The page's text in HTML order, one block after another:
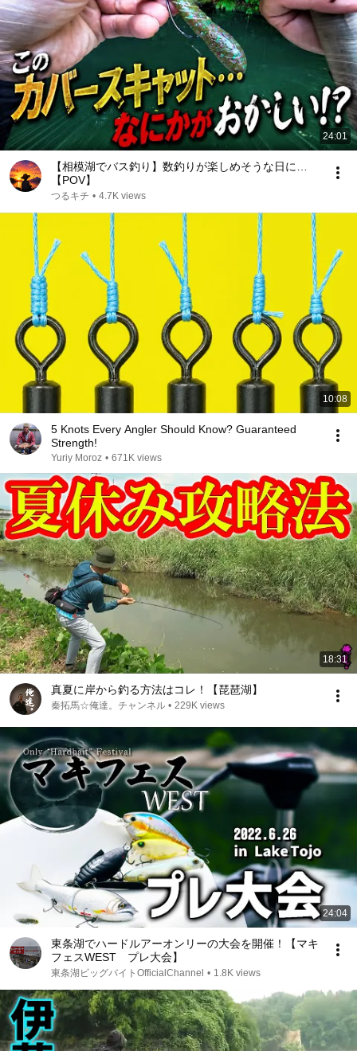
24:01
【相模湖でバス釣り】数釣りが楽しめそうな日に…
【POV】
つるキチ • 4.7K views
10:08
5 Knots Every Angler Should Know? Guaranteed
Strength!
Yuriy Moroz • 671K views
18:31
真夏に岸から釣る方法はコレ！【琵琶湖】
秦拓馬☆俺達。チャンネル • 229K views
24:04
東条湖でハードルアーオンリーの大会を開催！【マキ
フェスWEST プレ大会】
東条湖ビッグバイトOfficialChannel • 1.8K views